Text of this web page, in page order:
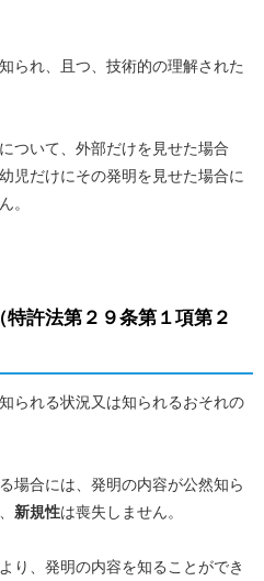
られ、且つ、技術的の理解された
ついて、外部だけを見せた場合
児だけにその発明を見せた場合に
。
特許法第２９条第１項第２
られる状況又は知られるおそれの
る場合には、発明の内容が公然知ら
新規性は喪失しません。
り、発明の内容を知ることができ